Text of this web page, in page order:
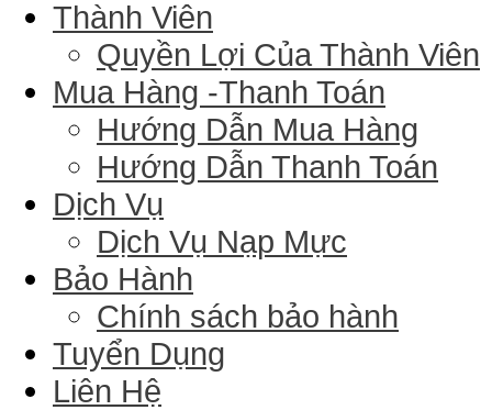
Thành Viên
Quyền Lợi Của Thành Viên
Mua Hàng -Thanh Toán
Hướng Dẫn Mua Hàng
Hướng Dẫn Thanh Toán
Dịch Vụ
Dịch Vụ Nạp Mực
Bảo Hành
Chính sách bảo hành
Tuyển Dụng
Liên Hệ